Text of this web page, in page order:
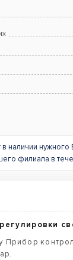
наличии нужного
филиала в
Прибор